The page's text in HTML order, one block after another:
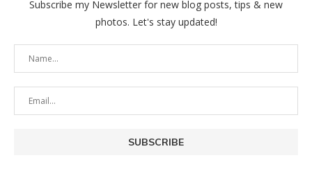
Subscribe my Newsletter for new blog posts, tips & new
photos. Let's stay updated!